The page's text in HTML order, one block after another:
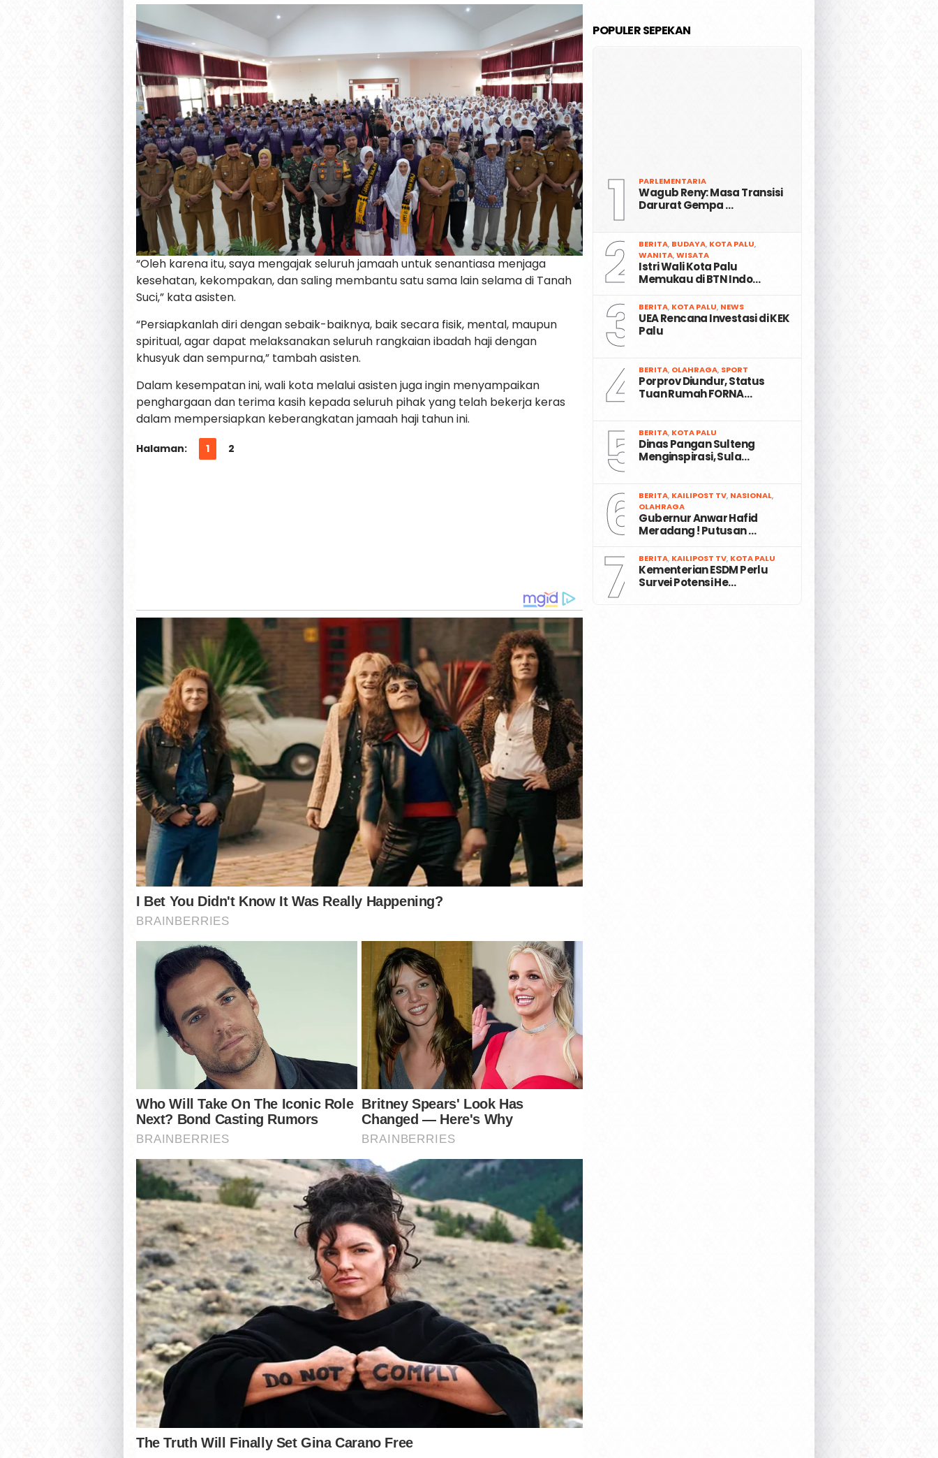
“Oleh karena itu, saya mengajak seluruh jamaah untuk senantiasa menjaga
kesehatan, kekompakan, dan saling membantu satu sama lain selama di Tanah
Suci,” kata asisten.
“Persiapkanlah diri dengan sebaik-baiknya, baik secara fisik, mental, maupun
spiritual, agar dapat melaksanakan seluruh rangkaian ibadah haji dengan
khusyuk dan sempurna,” tambah asisten.
Dalam kesempatan ini, wali kota melalui asisten juga ingin menyampaikan
penghargaan dan terima kasih kepada seluruh pihak yang telah bekerja keras
dalam mempersiapkan keberangkatan jamaah haji tahun ini.
Halaman: 1 2
POPULER SEPEKAN
1 PARLEMENTARIA
Wagub Reny: Masa Transisi
Darurat Gempa …
2 BERITA, BUDAYA, KOTA PALU,
WANITA,WISATA
Istri Wali Kota Palu
Memukau di BTN Indo…
3 BERITA, KOTA PALU, NEWS
UEA Rencana Investasi di KEK
Palu
4 BERITA, OLAHRAGA, SPORT
Porprov Diundur, Status
Tuan Rumah FORNA…
5 BERITA, KOTA PALU
Dinas Pangan Sulteng
Menginspirasi, Sula…
6 BERITA, KAILIPOST TV, NASIONAL,
OLAHRAGA
Gubernur Anwar Hafid
Meradang ! Putusan …
7 BERITA, KAILIPOST TV, KOTA PALU
Kementerian ESDM Perlu
Survei Potensi He…